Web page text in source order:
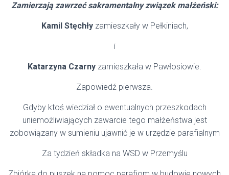
Zamierzają zawrzeć sakramentalny związek małżeński:
Kamil Stęchłyzamieszkały w Pełkiniach,
i
Katarzyna Czarny zamieszkała w Pawłosiowie.
Zapowiedź pierwsza.
Gdyby ktoś wiedział o ewentualnych przeszkodach
uniemożliwiających zawarcie tego małżeństwa jest
zobowiązany w sumieniu ujawnić je w urzędzie parafialnym
Za tydzień składka na WSD w Przemyślu